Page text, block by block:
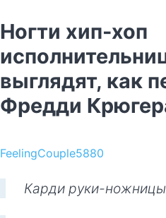
Ногти хип-хоп
выглядят, как
Фредди
FeelingCouple5880
Карди руки-